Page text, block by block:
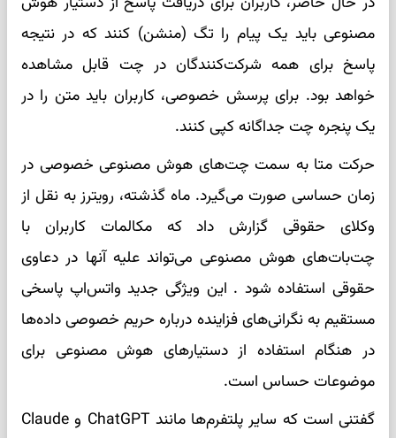
مصنوعی باید یک پیام را تگ (منشن) کنند که در نتیجه
پاسخ برای همه شرکت‌کنندگان در چت قابل مشاهده
خواهد بود. برای پرسش خصوصی، کاربران باید متن را در
یک پنجره چت جداگانه کپی کنند.
حرکت متا به سمت چت‌های هوش مصنوعی خصوصی در
زمان حساسی صورت می‌گیرد. ماه گذشته، رویترز به نقل از
وکلای حقوقی گزارش داد که مکالمات کاربران با
چت‌بات‌های هوش مصنوعی می‌تواند علیه آنها در دعاوی
حقوقی استفاده شود . این ویژگی جدید واتس‌اپ پاسخی
مستقیم به نگرانی‌های فزاینده درباره حریم خصوصی داده‌ها
در هنگام استفاده از دستیارهای هوش مصنوعی برای
موضوعات حساس است.
گفتنی است که سایر پلتفرم‌ها مانند ChatGPT و Claude